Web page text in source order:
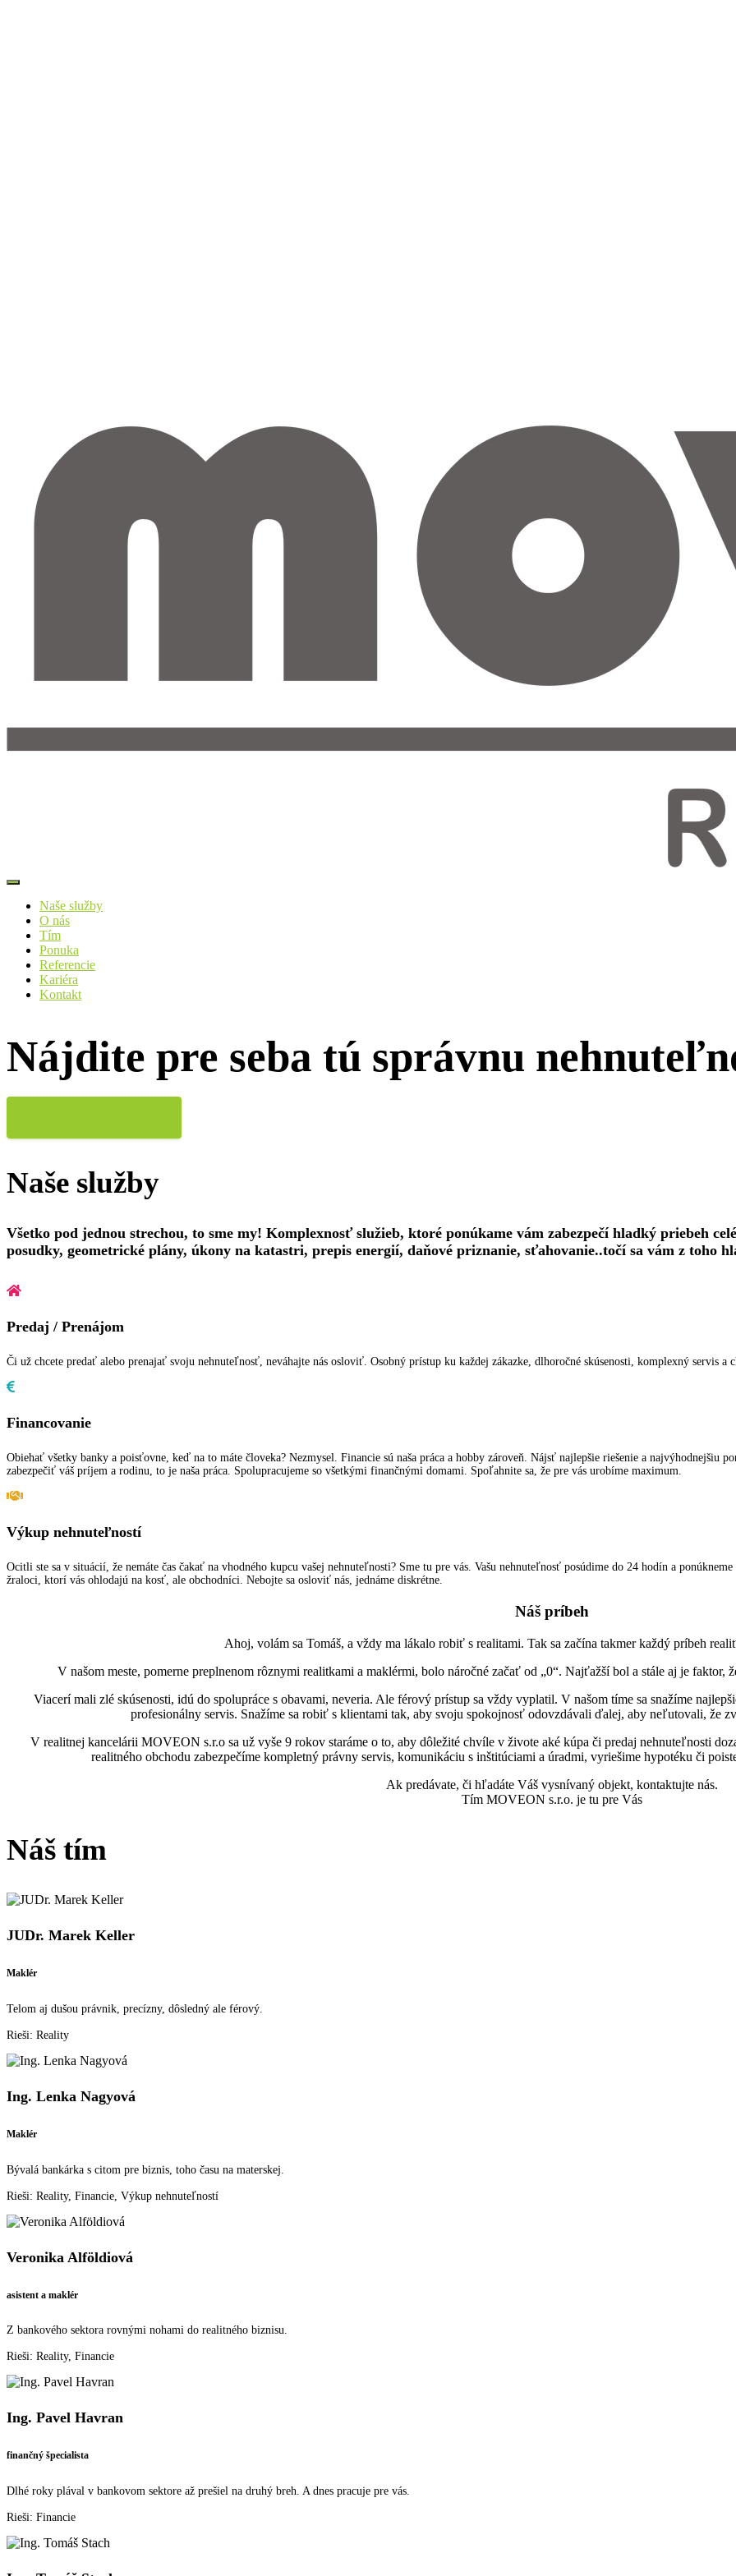
Toggle
NavigationNaše služby
O nás
Tím
Ponuka
Referencie
Kariéra
Kontakt
Nájdite pre seba tú správnu
Naše služby
Všetko pod jednou strechou, to sme my! Komplexnosť služieb, ktoré ponúkame vám zabezpečí hladký priebeh
posudky, geometrické plány, úkony na katastri, prepis energií, daňové priznanie, sťahovanie..točí sa vám z toho
Predaj / Prenájom
Či už chcete predať alebo prenajať svoju nehnuteľnosť, neváhajte nás osloviť. Osobný prístup ku každej zákazke, dlhoročné skúsenosti, komplexný servis a
Financovanie
Obiehať všetky banky a poisťovne, keď na to máte človeka? Nezmysel. Financie sú naša práca a hobby zároveň. Nájsť najlepšie riešenie a
zabezpečiť váš príjem a rodinu, to je naša práca. Spolupracujeme so všetkými finančnými domami. Spoľahnite sa, že pre vás urobíme maximum.
Výkup nehnuteľností
Ocitli ste sa v situácií, že nemáte čas čakať na vhodného kupcu vašej nehnuteľnosti? Sme tu pre vás. Vašu nehnuteľnosť posúdime do 24 hodín a
žraloci, ktorí vás ohlodajú na kosť, ale obchodníci. Nebojte sa osloviť nás, jednáme diskrétne.
Náš príbeh
Ahoj, volám sa Tomáš, a vždy ma lákalo robiť s realitami. Tak sa začína takmer každý príbeh
V našom meste, pomerne preplnenom rôznymi realitkami a maklérmi, bolo náročné začať od „0“. Najťažší bol a stále aj je
Viacerí mali zlé skúsenosti, idú do spolupráce s obavami, neveria. Ale férový prístup sa vždy vyplatil. V našom tíme sa snažíme
profesionálny servis. Snažíme sa robiť s klientami tak, aby svoju spokojnosť odovzdávali ďalej, aby neľutovali, že
V realitnej kancelárii MOVEON s.r.o sa už vyše 9 rokov staráme o to, aby dôležité chvíle v živote aké kúpa či predaj nehnuteľnosti
realitného obchodu zabezpečíme kompletný právny servis, komunikáciu s inštitúciami a úradmi, vyriešime hypotéku či
Ak predávate, či hľadáte Váš vysnívaný objekt, kontaktujte nás.
Tím MOVEON s.r.o. je tu pre Vás
Náš tím
JUDr. Marek Keller
Maklér
Telom aj dušou právnik, precízny, dôsledný ale férový.
Rieši: Reality
Ing. Lenka Nagyová
Maklér
Bývalá bankárka s citom pre biznis, toho času na materskej.
Rieši: Reality, Financie, Výkup nehnuteľností
Veronika Alföldiová
asistent a maklér
Z bankového sektora rovnými nohami do realitného biznisu.
Rieši: Reality, Financie
Ing. Pavel Havran
finančný špecialista
Dlhé roky plával v bankovom sektore až prešiel na druhý breh. A dnes pracuje pre vás.
Rieši: Financie